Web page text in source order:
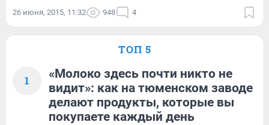
26 июня, 2015, 11:32 948 4
ТОП 5
1
«Молоко здесь почти никто не
видит»: как на тюменском заводе
делают продукты, которые вы
покупаете каждый день